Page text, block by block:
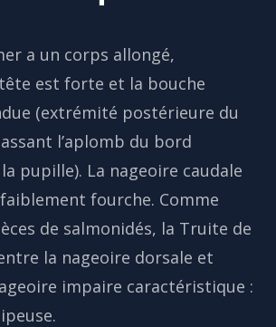
a un corps allongé,
est forte et la bouche
(extrémité postérieure du
l’aplomb du bord
pupille). La nageoire caudale
fourche. Comme
de salmonidés, la Truite de
la nageoire dorsale et
impaire caractéristique :